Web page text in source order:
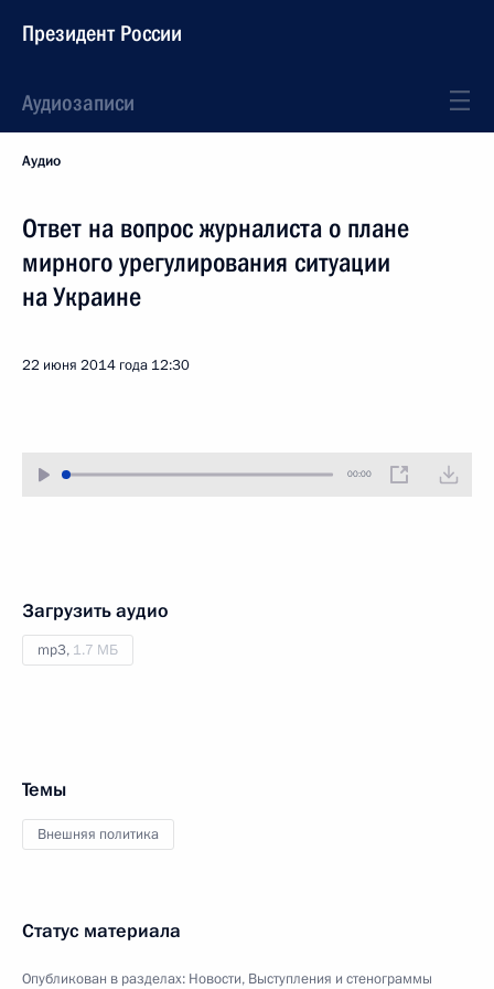
Президент России
Аудиозаписи
Аудио
Ответ на вопрос журналиста о плане
мирного урегулирования ситуации
на Украине
22 июня 2014 года 12:30
00:00
Загрузить аудио
mp3, 1.7 МБ
Темы
Внешняя политика
Статус материала
Опубликован в разделах: Новости, Выступления и стенограммы